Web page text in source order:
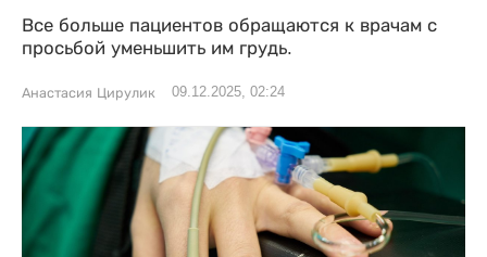
Все больше пациентов обращаются к врачам с
просьбой уменьшить им грудь.
Анастасия Цирулик 09.12.2025, 02:24